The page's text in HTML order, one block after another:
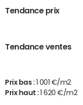
Tendance prix
Tendance ventes
Prix bas :
1 001 €/m2
Prix haut :
1 620 €/m2